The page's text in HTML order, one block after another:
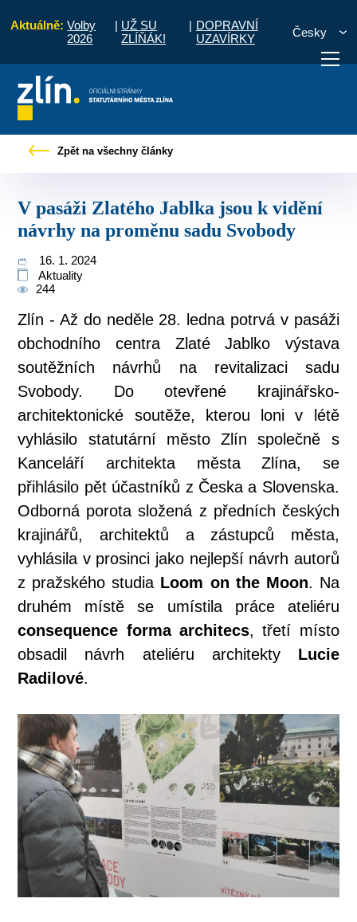
Aktuálně: Volby
2026
| UŽ SU
ZLÍŇÁK!
| DOPRAVNÍ
UZAVÍRKY
Česky
vyřídit Potřebuji zaplatit
Zpět na všechny články
V pasáži Zlatého Jablka jsou k vidění
návrhy na proměnu sadu Svobody
16. 1. 2024
Aktuality
244
Zlín - Až do neděle 28. ledna potrvá v pasáži
obchodního centra Zlaté Jablko výstava
soutěžních návrhů na revitalizaci sadu
Svobody. Do otevřené krajinářsko-
architektonické soutěže, kterou loni v létě
vyhlásilo statutární město Zlín společně s
Kanceláří architekta města Zlína, se
přihlásilo pět účastníků z Česka a Slovenska.
Odborná porota složená z předních českých
krajinářů, architektů a zástupců města,
vyhlásila v prosinci jako nejlepší návrh autorů
z pražského studia Loom on the Moon. Na
druhém místě se umístila práce ateliéru
consequence forma architecs, třetí místo
obsadil návrh ateliéru architekty Lucie
Radilové.